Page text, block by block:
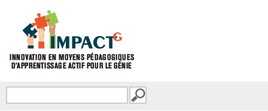
FORMULAIRE DE